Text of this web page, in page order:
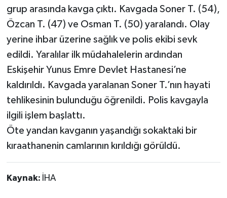
grup arasında kavga çıktı. Kavgada Soner T. (54),
Özcan T. (47) ve Osman T. (50) yaralandı. Olay
yerine ihbar üzerine sağlık ve polis ekibi sevk
edildi. Yaralılar ilk müdahalelerin ardından
Eskişehir Yunus Emre Devlet Hastanesi’ne
kaldırıldı. Kavgada yaralanan Soner T.’nın hayati
tehlikesinin bulunduğu öğrenildi. Polis kavgayla
ilgili işlem başlattı.
Öte yandan kavganın yaşandığı sokaktaki bir
kıraathanenin camlarının kırıldığı görüldü.
Kaynak: İHA